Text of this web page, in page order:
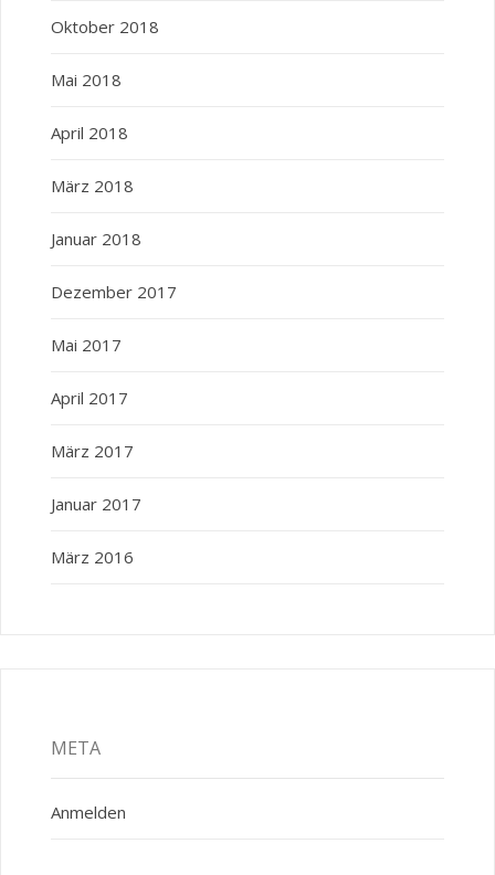
Oktober 2018
Mai 2018
April 2018
März 2018
Januar 2018
Dezember 2017
Mai 2017
April 2017
März 2017
Januar 2017
März 2016
META
Anmelden